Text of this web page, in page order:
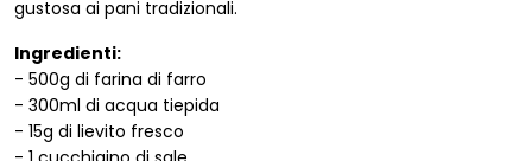
gustosa ai pani tradizionali.
Ingredienti:
- 500g di farina di farro
- 300ml di acqua tiepida
- 15g di lievito fresco